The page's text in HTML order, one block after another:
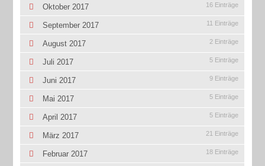
Oktober 2017 16 Einträge
September 2017 11 Einträge
August 2017 2 Einträge
Juli 2017 5 Einträge
Juni 2017 9 Einträge
Mai 2017 5 Einträge
April 2017 5 Einträge
März 2017 21 Einträge
Februar 2017 18 Einträge